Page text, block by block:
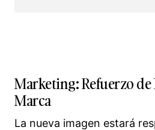
Marketing: Refuerzo
Marca
La nueva imagen estará